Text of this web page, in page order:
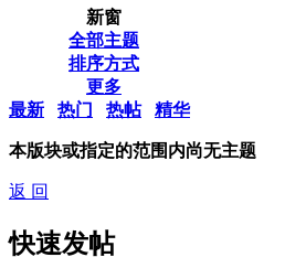
新窗
全部主题
排序方式
更多
最新
热门 热帖 精华
本版块或指定的范围内尚无主题
返 回
快速发帖